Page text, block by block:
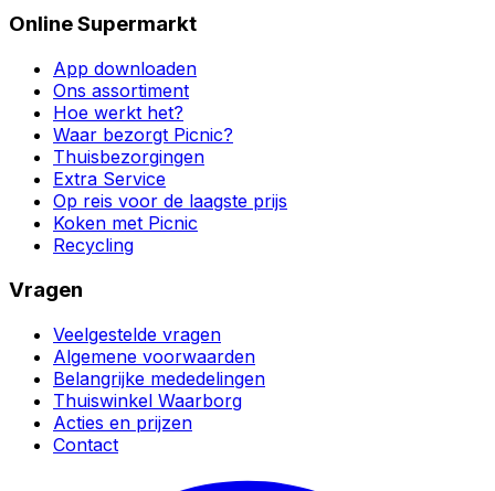
Online Supermarkt
App downloaden
Ons assortiment
Hoe werkt het?
Waar bezorgt Picnic?
Thuisbezorgingen
Extra Service
Op reis voor de laagste prijs
Koken met Picnic
Recycling
Vragen
Veelgestelde vragen
Algemene voorwaarden
Belangrijke mededelingen
Thuiswinkel Waarborg
Acties en prijzen
Contact